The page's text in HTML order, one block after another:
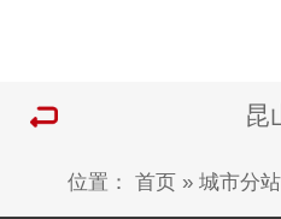
昆
位置： 首页 » 城市分站